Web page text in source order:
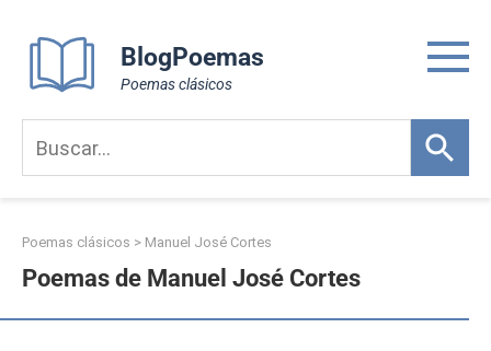
content
BlogPoemas
Poemas clásicos
Poemas clásicos > Manuel José Cortes
Poemas de Manuel José Cortes